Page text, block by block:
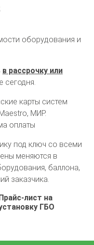
клиентов
оборудования и
в рассрочку или
сегодня.
карты систем
МИР.
оплаты
под ключ со всеми
меняются в
баллона,
заказчика.
Прайс-лист на
ГБО